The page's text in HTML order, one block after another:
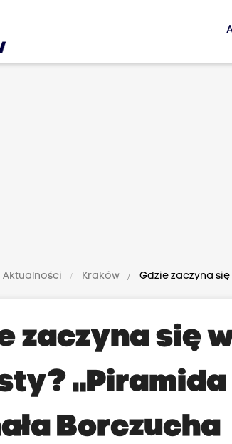
Aktualności Kraków Gdzie zaczyna
zaczyna się
„Piramida
Borczucha